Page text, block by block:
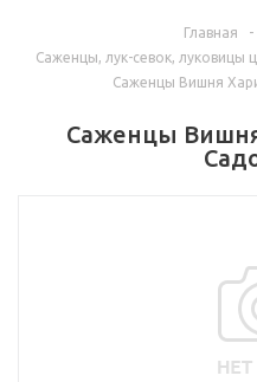
Главная -
Саженцы, лук-севок, луковицы
Саженцы Вишня
Саженцы